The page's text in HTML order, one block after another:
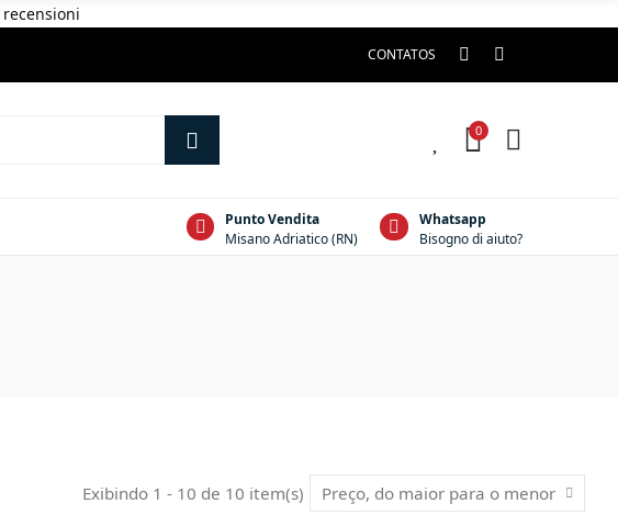
recensioni
CONTATOS
0
Punto Vendita
Misano Adriatico (RN)
Whatsapp
Bisogno di aiuto?
Exibindo 1 - 10 de 10 item(s) Preço, do maior para o menor